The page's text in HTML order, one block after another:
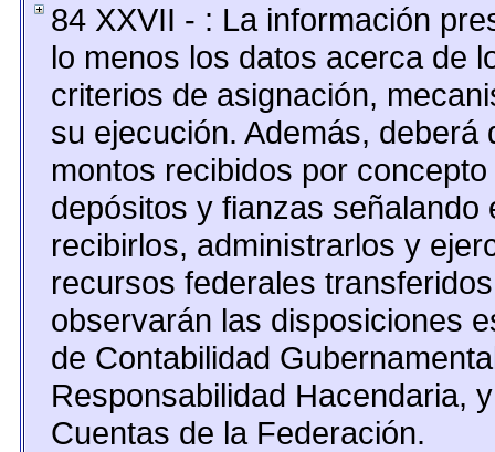
84 XXVII - : La información
lo menos los datos acerca de
criterios de asignación,
su ejecución. Además,
montos recibidos por
depósitos y fianzas
recibirlos, administrarlos y
recursos federales
observarán las disposiciones
de Contabilidad
Responsabilidad Hacendaria,
Cuentas de la Federación.